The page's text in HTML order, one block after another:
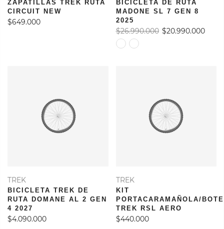
ZAPATILLAS TREK RUTA
CIRCUIT NEW
$649.000
BICICLETA DE RUTA
MADONE SL 7 GEN 8
2025
$26.990.000 $20.990.000
TREK
BICICLETA TREK DE
RUTA DOMANE AL 2 GEN
4 2027
$4.090.000
TREK
KIT
PORTACARAMAÑOLA/
TREK RSL AERO
$440.000